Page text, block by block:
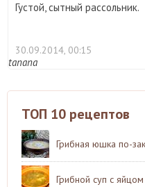
Густой, сытный рассольник.
30.09.2014, 00:15
tanana
ТОП 10 рецептов
Грибная юшка по-
Грибной суп с яйцом